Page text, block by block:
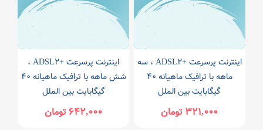
اینترنت پرسرعت +ADSL۲ ، سه
ماهه با ترافیک ماهیانه ۴۰
گیگابایت بین الملل
۳۲۱,۰۰۰ تومان
اینترنت پرسرعت +ADSL۲ ،
شش ماهه با ترافیک ماهیانه ۴۰
گیگابایت بین الملل
۶۴۲,۰۰۰ تومان